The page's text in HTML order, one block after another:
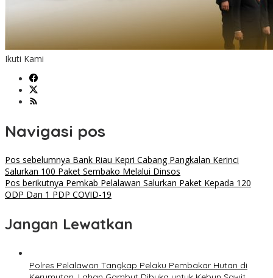
Ikuti Kami
Navigasi pos
Pos sebelumnya Bank Riau Kepri Cabang Pangkalan Kerinci
Salurkan 100 Paket Sembako Melalui Dinsos
Pos berikutnya Pemkab Pelalawan Salurkan Paket Kepada 120
ODP Dan 1 PDP COVID-19
Jangan Lewatkan
Polres Pelalawan Tangkap Pelaku Pembakar Hutan di